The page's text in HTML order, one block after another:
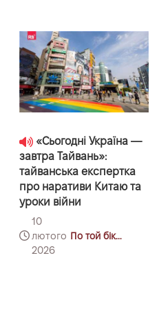
«Сьогодні Україна —
завтра Тайвань»:
тайванська експертка
про наративи Китаю та
уроки війни
10
лютого
2026
По той бік